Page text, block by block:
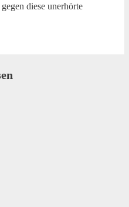
diese unerhörte